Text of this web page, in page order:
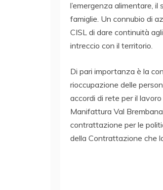
l’emergenza alimentare,
famiglie. Un connubio di
CISL di dare continuità
intreccio con il territorio.
Di pari importanza è la
rioccupazione delle
accordi di rete per il
Manifattura Val
contrattazione per le
della Contrattazione che